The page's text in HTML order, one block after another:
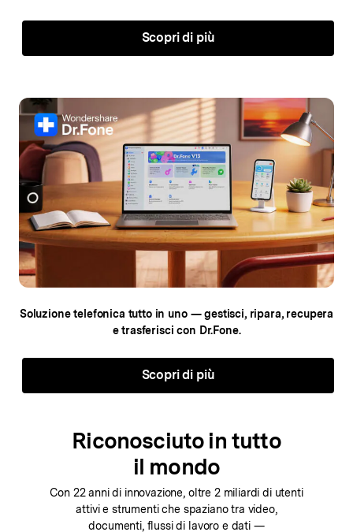
Scopri di più
Soluzione telefonica tutto in uno — gestisci, ripara,recupera
e trasferisci con Dr.Fone.
Scopri di più
Riconosciuto in tutto
il mondo
Con 22 anni di innovazione, oltre 2 miliardi di utenti
attivi e strumenti che spaziano tra video,
documenti, flussi di lavoro e dati —